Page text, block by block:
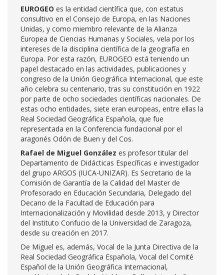
EUROGEO es la entidad científica que, con estatus
consultivo en el Consejo de Europa, en las Naciones
Unidas, y como miembro relevante de la Alianza
Europea de Ciencias Humanas y Sociales, vela por los
intereses de la disciplina científica de la geografía en
Europa. Por esta razón, EUROGEO está teniendo un
papel destacado en las actividades, publicaciones y
congreso de la Unión Geográfica Internacional, que este
año celebra su centenario, tras su constitución en 1922
por parte de ocho sociedades científicas nacionales. De
estas ocho entidades, siete eran europeas, entre ellas la
Real Sociedad Geográfica Española, que fue
representada en la Conferencia fundacional por el
aragonés Odón de Buen y del Cos.
Rafael de Miguel González es profesor titular del
Departamento de Didácticas Específicas e investigador
del grupo ARGOS (IUCA-UNIZAR). Es Secretario de la
Comisión de Garantía de la Calidad del Master de
Profesorado en Educación Secundaria, Delegado del
Decano de la Facultad de Educación para
Internacionalización y Movilidad desde 2013, y Director
del Instituto Confucio de la Universidad de Zaragoza,
desde su creación en 2017.
De Miguel es, además, Vocal de la Junta Directiva de la
Real Sociedad Geográfica Española, Vocal del Comité
Español de la Unión Geográfica Internacional,